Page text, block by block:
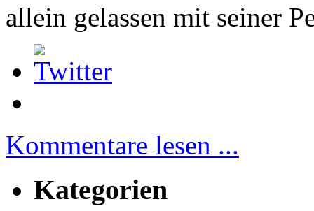
allein gelassen mit seiner
Kommentare lesen ...
Kategorien